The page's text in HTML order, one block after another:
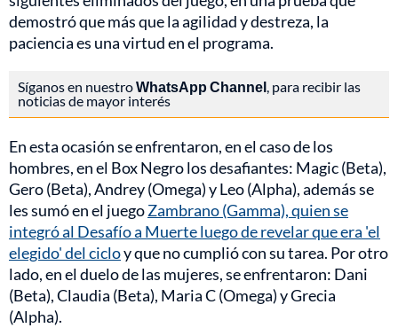
demostró que más que la agilidad y destreza, la
paciencia es una virtud en el programa.
Síganos en nuestroWhatsApp Channel, para recibir las
noticias de mayor interés
En esta ocasión se enfrentaron, en el caso de los
hombres, en el Box Negro los desafiantes: Magic (Beta),
Gero (Beta), Andrey (Omega) y Leo (Alpha), además se
les sumó en el juegoZambrano (Gamma), quien se
integró al Desafío a Muerte luego de revelar que era 'el
elegido' del cicloy que no cumplió con su tarea. Por otro
lado, en el duelo de las mujeres, se enfrentaron: Dani
(Beta), Claudia (Beta), Maria C (Omega) y Grecia
(Alpha).